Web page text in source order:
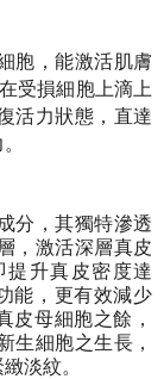
胞，能激活肌膚
受損細胞上滴上
活力狀態，直達
分，其獨特滲透
，激活深層真皮
升真皮密度達
能，更有效減少
皮母細胞之餘，
生細胞之生長，
淡紋。